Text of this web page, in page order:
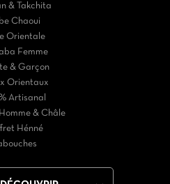
& Takchita
Chaoui
Orientale
Femme
& Garçon
Orientaux
Artisanal
& Châle
Hénné